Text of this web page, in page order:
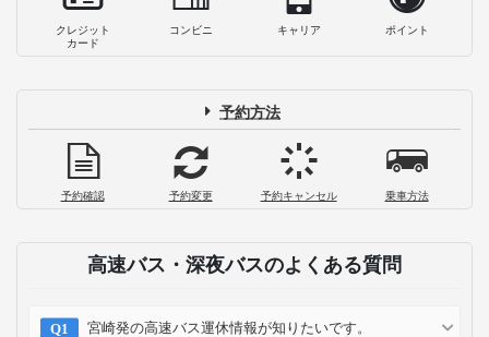
クレジット
カード
コンビニ キャリア ポイント
予約方法
予約確認 予約変更 予約キャンセル 乗車方法
高速バス・深夜バスのよくある質問
宮崎発の高速バス運休情報が知りたいです。